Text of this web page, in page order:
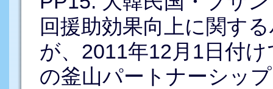
回援助効果向上に関す
が、2011年12月1日付
の釜山パートナーシッ